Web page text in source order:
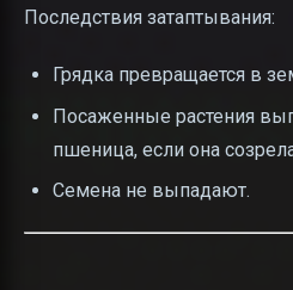
Последствия затаптывания:
Грядка превращается в
Посаженные растения
пшеница, если она
Семена не выпадают.